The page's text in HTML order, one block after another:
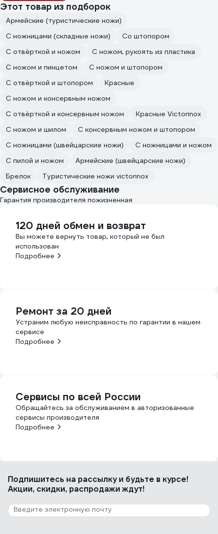
Этот товар из подборок
Армейские (туристические ножи)
С ножницами (складные ножи)
Со штопором
С отвёрткой и ножом
С ножом, рукоять из пластика
С ножом и пинцетом
С ножом и штопором
С отвёрткой и штопором
Красные
С ножом и консервным ножом
С отвёрткой и консервным ножом
Красные Victorinox
С ножом и шилом
С консервным ножом и штопором
С ножницами (швейцарские ножи)
С ножницами и ножом
С пилой и ножом
Армейские (швейцарские ножи)
Брелок
Туристические ножи victorinox
Сервисное обслуживание
Гарантия производителя пожизненная
120 дней обмен и возврат
Вы можете вернуть товар, который не был
использован
Подробнее
Ремонт за 20 дней
Устраним любую неисправность по гарантии в нашем
сервисе
Подробнее
Сервисы по всей России
Обращайтесь за обслуживанием в авторизованные
сервисы производителя
Подробнее
Подпишитесь на рассылкуи будьте в курсе!
Акции, скидки, распродажи ждут!